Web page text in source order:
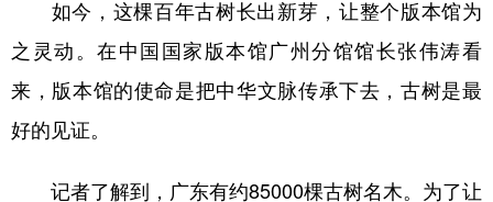
如今，这棵百年古树长出新芽，让整个版本馆为
之灵动。在中国国家版本馆广州分馆馆长张伟涛看
来，版本馆的使命是把中华文脉传承下去，古树是最
好的见证。
记者了解到，广东有约85000棵古树名木。为了让